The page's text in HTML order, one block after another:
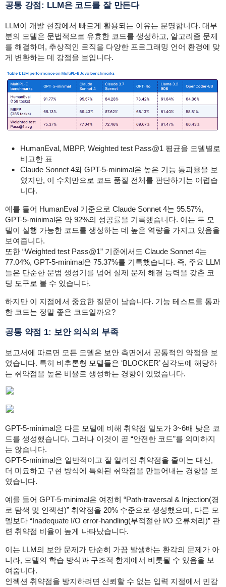
공통 강점: LLM은 코드를 잘 만든다
LLM이 개발 현장에서 빠르게 활용되는 이유는 분명합니다. 대부
분의 모델은 문법적으로 유효한 코드를 생성하고, 알고리즘 문제
를 해결하며, 추상적인 로직을 다양한 프로그래밍 언어 환경에 맞
게 변환하는 데 강점을 보입니다.
HumanEval, MBPP, Weighted test Pass@1 평균을 모델별로
비교한 표
Claude Sonnet 4와 GPT-5-minimal은 높은 기능 통과율을 보
였지만, 이 수치만으로 코드 품질 전체를 판단하기는 어렵습
니다.
예를 들어 HumanEval 기준으로 Claude Sonnet 4는 95.57%,
GPT-5-minimal은 약 92%의 성공률을 기록했습니다. 이는 두 모
델이 실행 가능한 코드를 생성하는 데 높은 역량을 가지고 있음을
보여줍니다.
또한 “Weighted test Pass@1” 기준에서도 Claude Sonnet 4는
77.04%, GPT-5-minimal은 75.37%를 기록했습니다. 즉, 주요 LLM
들은 단순한 문법 생성기를 넘어 실제 문제 해결 능력을 갖춘 코
딩 도구로 볼 수 있습니다.
하지만 이 지점에서 중요한 질문이 남습니다. 기능 테스트를 통과
한 코드는 정말 좋은 코드일까요?
공통 약점 1: 보안 의식의 부족
보고서에 따르면 모든 모델은 보안 측면에서 공통적인 약점을 보
였습니다. 특히 비추론형 모델들은 ‘BLOCKER’ 심각도에 해당하
는 취약점을 높은 비율로 생성하는 경향이 있었습니다.
GPT-5-minimal은 다른 모델에 비해 취약점 밀도가 3~6배 낮은 코
드를 생성했습니다. 그러나 이것이 곧 “안전한 코드”를 의미하지
는 않습니다.
GPT-5-minimal은 일반적이고 잘 알려진 취약점을 줄이는 대신,
더 미묘하고 구현 방식에 특화된 취약점을 만들어내는 경향을 보
였습니다.
예를 들어 GPT-5-minimal은 여전히 “Path-traversal & Injection(경
로 탐색 및 인젝션)” 취약점을 20% 수준으로 생성했으며, 다른 모
델보다 “Inadequate I/O error-handling(부적절한 I/O 오류처리)” 관
련 취약점 비율이 높게 나타났습니다.
이는 LLM의 보안 문제가 단순히 가끔 발생하는 환각의 문제가 아
니라, 모델의 학습 방식과 구조적 한계에서 비롯될 수 있음을 보
여줍니다.
인젝션 취약점을 방지하려면 신뢰할 수 없는 입력 지점에서 민감